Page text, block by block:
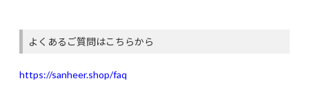
よくあるご質問はこちらから
https://sanheer.shop/faq